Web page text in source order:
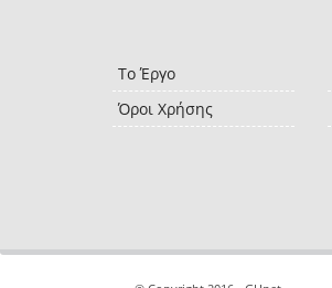
Το Έργο
Όροι Χρήσης